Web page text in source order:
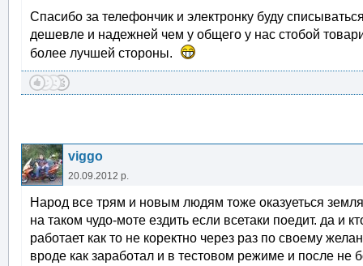
Спасибо за телефончик и электронку буду
дешевле и надежней чем у общего у нас стобой
более лучшей стороны.
viggo
20.09.2012 р.
Народ все трям и новым людям тоже оказуеться
на таком чудо-моте ездить если всетаки поедит. да и
работает как то не коректно через раз по своему
вроде как заработал и в тестовом режиме и после не